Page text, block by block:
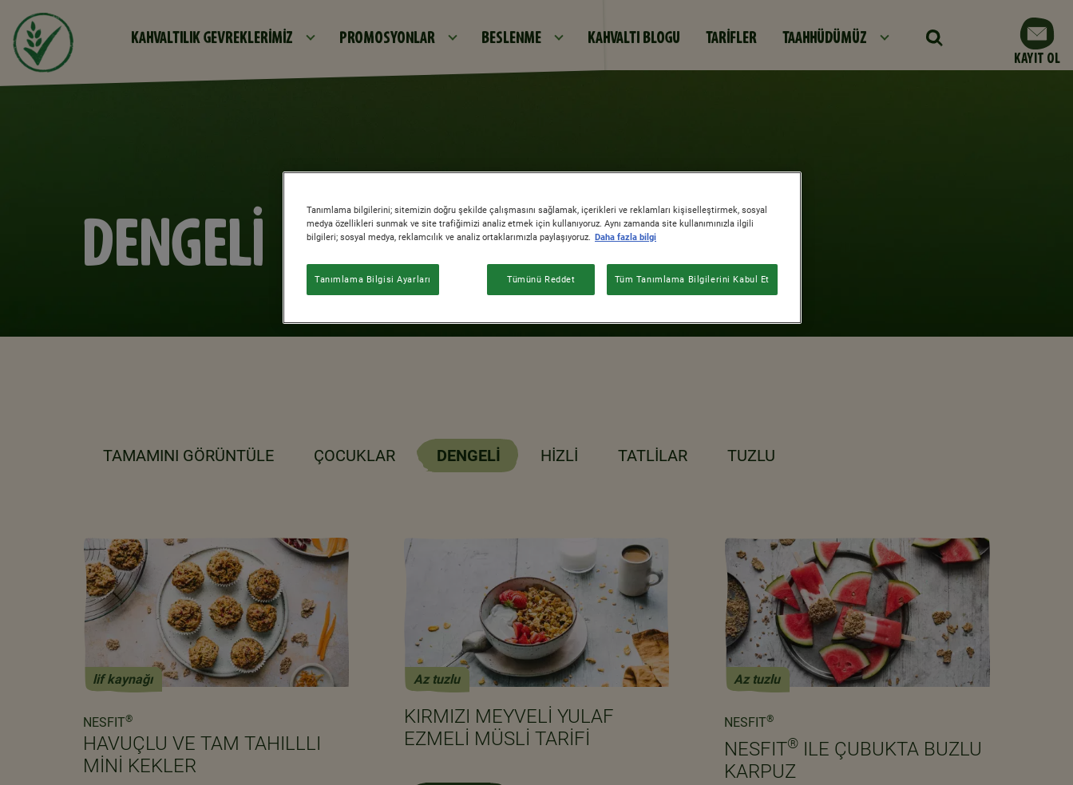
KAHVALTILIK GEVREKLERIMIZ PROMOSYONLAR BESLENME KAHVALTI BLOGU TARİFLER TAAHHÜDÜMÜZ
KAYIT OL
DENGELI
TAMAMINI GÖRÜNTÜLE ÇOCUKLAR DENGELI HIZLI TATLILAR TUZLU
lif kaynağı
NESFIT®
HAVUÇLU VE TAM TAHILLLI
MINI KEKLER
Az tuzlu
KIRMIZI MEYVELI YULAF
EZMELI MÜSLI TARIFI
Az tuzlu
NESFIT®
NESFIT® ILE ÇUBUKTA BUZLU
KARPUZ
Tanımlama bilgilerini; sitemizin doğru şekilde çalışmasını sağlamak, içerikleri ve reklamları kişiselleştirmek, sosyal
medya özellikleri sunmak ve site trafiğimizi analiz etmek için kullanıyoruz. Aynı zamanda site kullanımınızla ilgili
bilgileri; sosyal medya, reklamcılık ve analiz ortaklarımızla paylaşıyoruz. Daha fazla bilgi
Tanımlama Bilgisi Ayarları Tümünü Reddet Tüm Tanımlama Bilgilerini Kabul Et